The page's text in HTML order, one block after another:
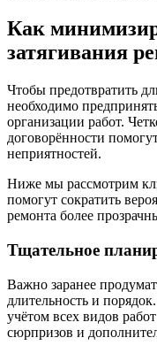
Как
затягивания
Чтобы предотвратить
необходимо
организации работ.
договорённости
неприятностей.
Ниже мы рассмотрим
помогут сократить
ремонта более
Тщательное
Важно заранее
длительность и
учётом всех видов
сюрпризов и